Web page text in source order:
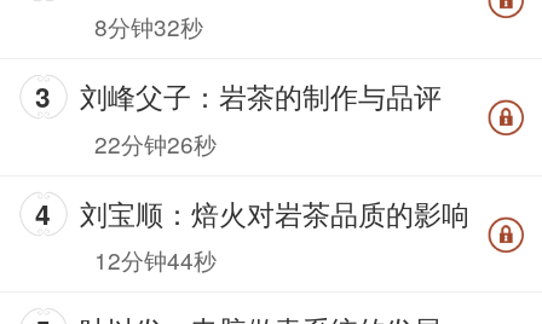
8分钟32秒
刘峰父子：岩茶的制作与品评
22分钟26秒
刘宝顺：焙火对岩茶品质的影响
12分钟44秒